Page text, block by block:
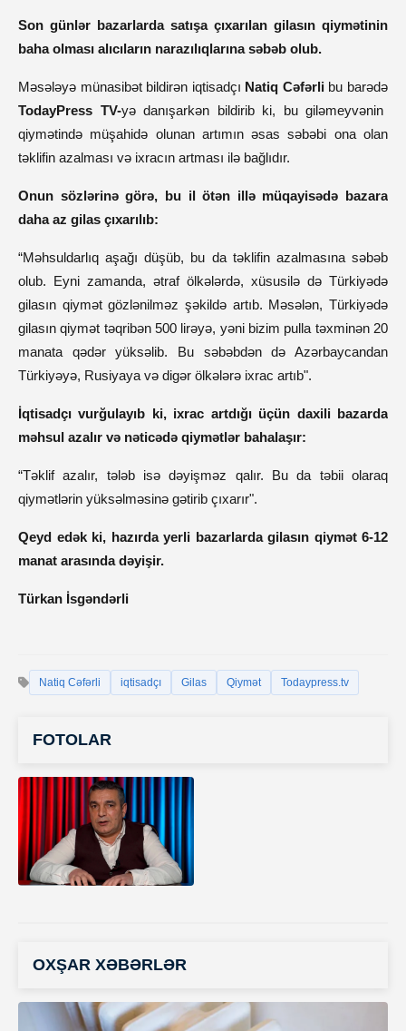
Son günlər bazarlarda satışa çıxarılan gilasın qiymətinin
baha olması alıcıların narazılıqlarına səbəb olub.
Məsələyə münasibət bildirən iqtisadçı Natiq Cəfərli bu barədə
TodayPress TV-yə danışarkən bildirib ki, bu giləmeyvənin
qiymətində müşahidə olunan artımın əsas səbəbi ona olan
təklifin azalması və ixracın artması ilə bağlıdır.
Onun sözlərinə görə, bu il ötən illə müqayisədə bazara
daha az gilas çıxarılıb:
“Məhsuldarlıq aşağı düşüb, bu da təklifin azalmasına səbəb
olub. Eyni zamanda, ətraf ölkələrdə, xüsusilə də Türkiyədə
gilasın qiymət gözlənilməz şəkildə artıb. Məsələn, Türkiyədə
gilasın qiymət təqribən 500 lirəyə, yəni bizim pulla təxminən 20
manata qədər yüksəlib. Bu səbəbdən də Azərbaycandan
Türkiyəyə, Rusiyaya və digər ölkələrə ixrac artıb".
İqtisadçı vurğulayıb ki, ixrac artdığı üçün daxili bazarda
məhsul azalır və nəticədə qiymətlər bahalaşır:
“Təklif azalır, tələb isə dəyişməz qalır. Bu da təbii olaraq
qiymətlərin yüksəlməsinə gətirib çıxarır".
Qeyd edək ki, hazırda yerli bazarlarda gilasın qiymət 6-12
manat arasında dəyişir.
Türkan İsgəndərli
Natiq Cəfərli iqtisadçı Gilas Qiymət Todaypress.tv
FOTOLAR
OXŞAR XƏBƏRLƏR